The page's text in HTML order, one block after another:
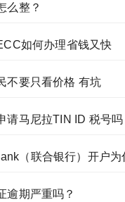
么整？
如何办理省钱又快
不要只看价格 有坑
请马尼拉TIN ID 税号吗
（联合银行）开户为
逾期严重吗？